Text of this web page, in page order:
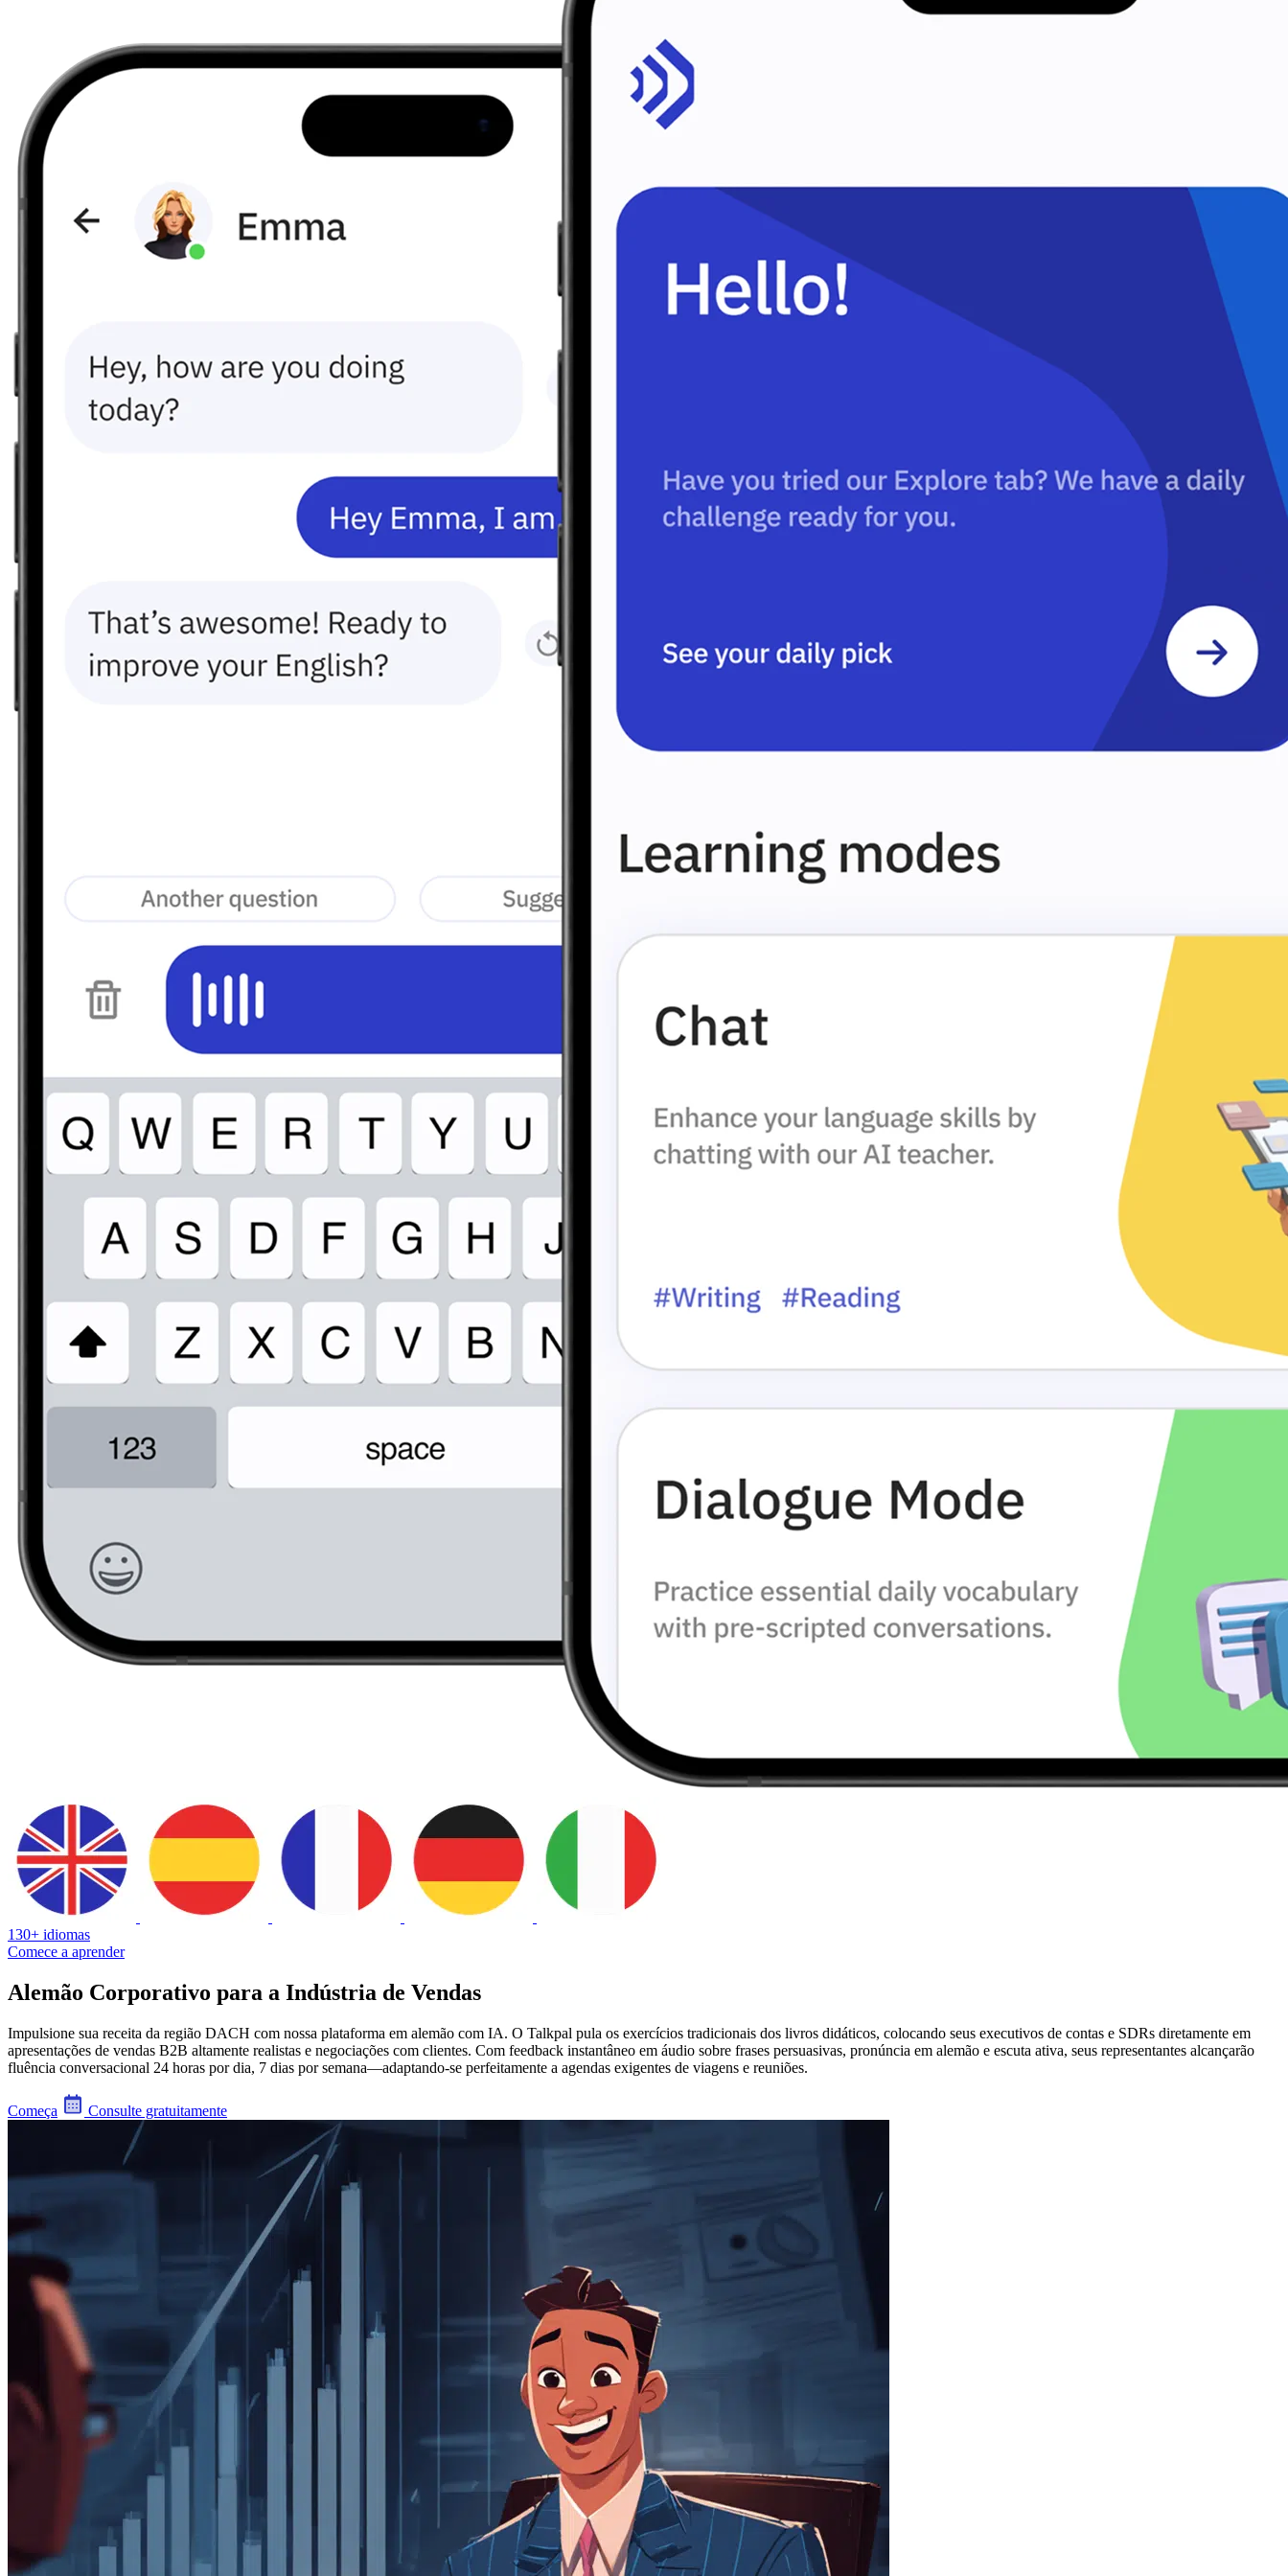
130+ idiomas
Comece a aprender
Alemão Corporativo para a Indústria de Vendas
Impulsione sua receita da região DACH com nossa plataforma em alemão com IA. O Talkpal pula os exercícios tradicionais dos livros didáticos, colocando seus executivos de contas e SDRs diretamente em
apresentações de vendas B2B altamente realistas e negociações com clientes. Com feedback instantâneo em áudio sobre frases persuasivas, pronúncia em alemão e escuta ativa, seus representantes alcançarão
fluência conversacional 24 horas por dia, 7 dias por semana—adaptando-se perfeitamente a agendas exigentes de viagens e reuniões.
Começa Consulte gratuitamente